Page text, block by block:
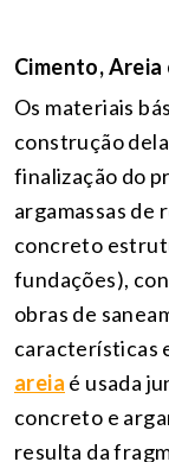
Cimento, Areia
Os materiais
construção
finalização do
argamassas de
concreto
fundações),
obras de
características
areia é usada
concreto e
resulta da